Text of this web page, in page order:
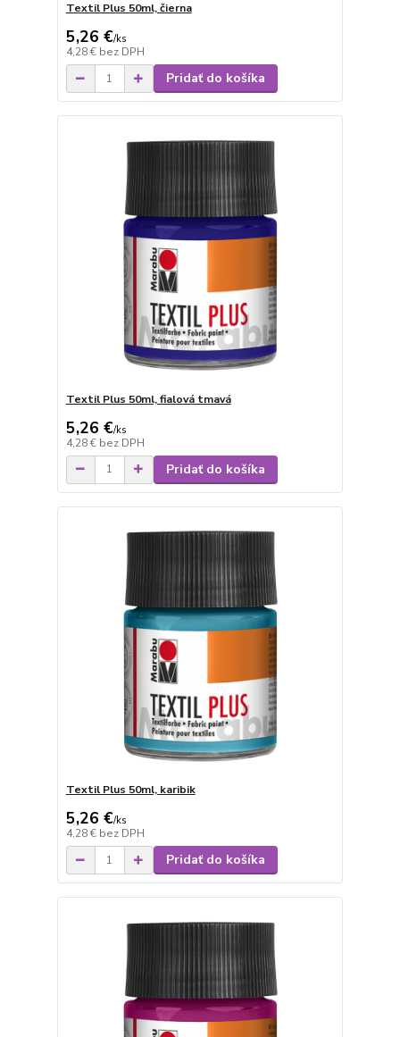
Textil Plus 50ml, čierna
5,26 €/ks
4,28 € bez DPH
Pridať do košíka
Textil Plus 50ml, fialová tmavá
5,26 €/ks
4,28 € bez DPH
Pridať do košíka
Textil Plus 50ml, karibik
5,26 €/ks
4,28 € bez DPH
Pridať do košíka